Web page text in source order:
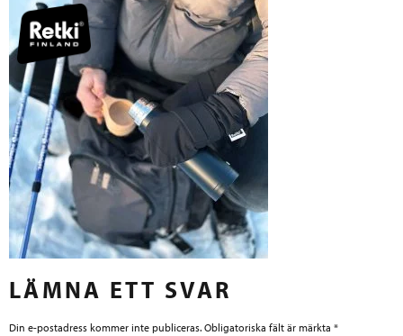
LÄMNA ETT SVAR
Din e-postadress kommer inte publiceras. Obligatoriska fält är märkta *